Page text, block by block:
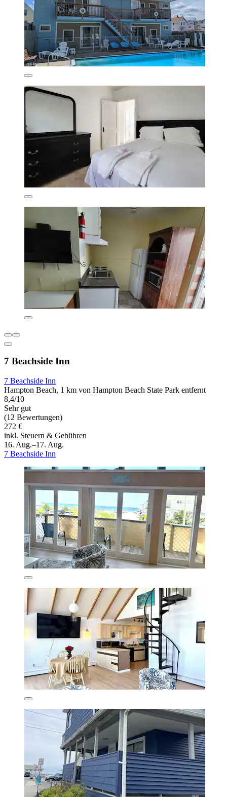
7 Beachside Inn
7 Beachside Inn
Hampton Beach, 1 km von Hampton Beach State Park entfernt
8,4/10
Sehr gut
(12 Bewertungen)
272 €
inkl. Steuern & Gebühren
16. Aug.–17. Aug.
7 Beachside Inn